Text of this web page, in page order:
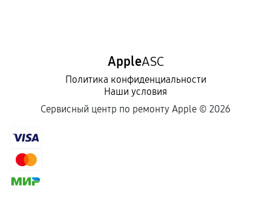
AppleASC
Политика конфиденциальности
Наши условия
Сервисный центр по ремонту Apple © 2026